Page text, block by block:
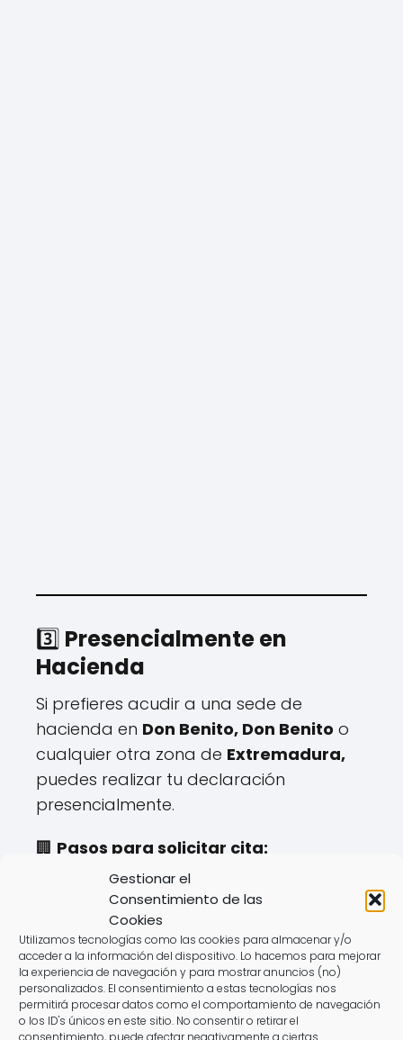
Gestionar el
Consentimiento de las
Cookies
Utilizamos tecnologías como las cookies para almacenar y/o
acceder a la información del dispositivo. Lo hacemos para mejorar
la experiencia de navegación y para mostrar anuncios (no)
personalizados. El consentimiento a estas tecnologías nos
permitirá procesar datos como el comportamiento de navegación
o los ID's únicos en este sitio. No consentir o retirar el
consentimiento, puede afectar negativamente a ciertas
3️⃣ Presencialmente en
Hacienda
Si prefieres acudir a una sede de
hacienda en Don Benito, Don Benito o
cualquier otra zona de Extremadura,
puedes realizar tu declaración
presencialmente.
🏢 Pasos para solicitar cita:
✔️ Disponible hasta el
✔️ Se gestiona a través de la web o
teléfono de laAgencia Tributaria
✔️ Requiere aportar documentación
específica.
⚠️Desventajas: